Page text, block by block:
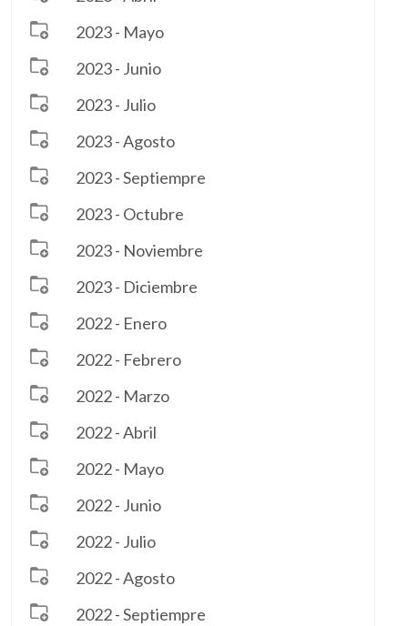
2023 - Mayo
2023 - Junio
2023 - Julio
2023 - Agosto
2023 - Septiempre
2023 - Octubre
2023 - Noviembre
2023 - Diciembre
2022 - Enero
2022 - Febrero
2022 - Marzo
2022 - Abril
2022 - Mayo
2022 - Junio
2022 - Julio
2022 - Agosto
2022 - Septiempre